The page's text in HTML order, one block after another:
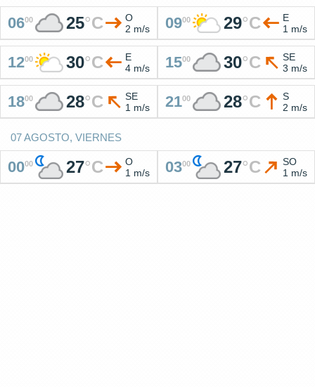
0600 25°C
O
2 m/s
0900 29°C
E
1 m/s
1200 30°C
E
4 m/s
1500 30°C
SE
3 m/s
1800 28°C
SE
1 m/s
2100 28°C
S
2 m/s
07 AGOSTO, VIERNES
0000 27°C
O
1 m/s
0300 27°C
SO
1 m/s